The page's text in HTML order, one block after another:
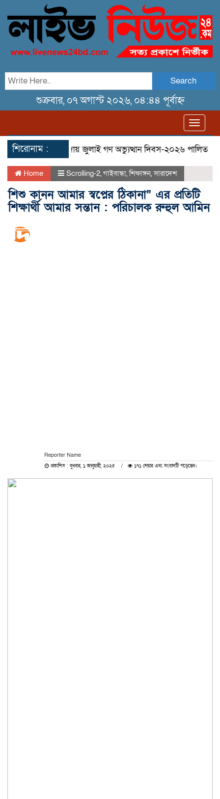
Search
শুক্রবার, ০৭ অগাস্ট ২০২৬, ০৪:৪৪ পূর্বাহ্ন
শিরোনাম :তেরখাদায় জুলাই গণ অভ্যুত্থান দিবস-২০২৬ পালিত
Home Scrolling-2, গাইবান্ধা,শিক্ষাঙ্গন,সারাদেশ
শিশু কানন আমার স্বপ্নের ঠিকানা” এর প্রতিটি
শিক্ষার্থী আমার সন্তান : পরিচালক রুহুল আমিন
Reporter Name
প্রকাশিত : বুধবার, ১ জানুয়ারী, ২০২৫ ১৭১ শেয়ার এবং সংবাদটি পড়েছেন।